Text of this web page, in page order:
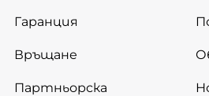
Гаранция
Връщане
Партньорска